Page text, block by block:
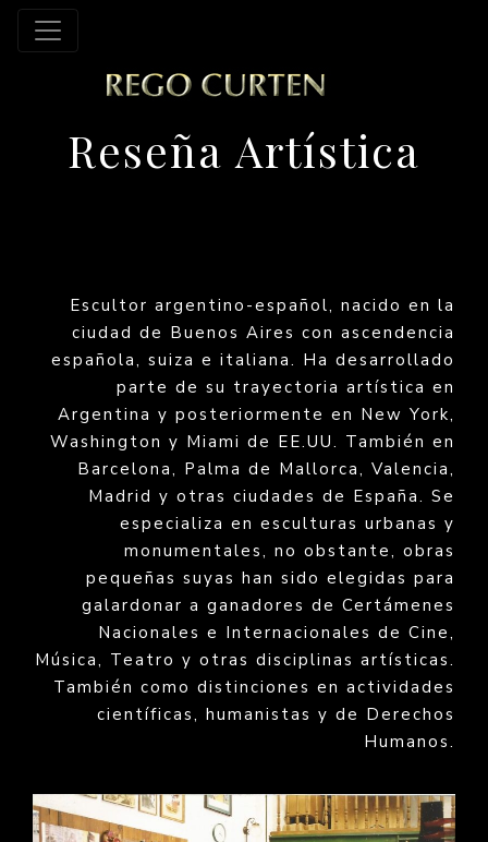
Reseña Artística
Escultor argentino-español, nacido en la
ciudad de Buenos Aires con ascendencia
española, suiza e italiana. Ha desarrollado
parte de su trayectoria artística en
Argentina y posteriormente en New York,
Washington y Miami de EE.UU. También en
Barcelona, Palma de Mallorca, Valencia,
Madrid y otras ciudades de España. Se
especializa en esculturas urbanas y
monumentales, no obstante, obras
pequeñas suyas han sido elegidas para
galardonar a ganadores de Certámenes
Nacionales e Internacionales de Cine,
Música, Teatro y otras disciplinas artísticas.
También como distinciones en actividades
científicas, humanistas y de Derechos
Humanos.